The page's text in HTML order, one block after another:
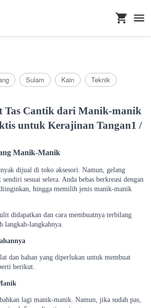
Sulam Kain Teknik
Tas Cantik dari Manik-manik
untuk Kerajinan Tangan1 /
Manik-Manik
dijual di toko aksesori. Namun, gelang
sesuai selera. Anda bebas berkreasi dengan
hingga memilih jenis manik-manik
didapatkan dan cara membuatnya terbilang
langkah-langkahnya.
dan bahan yang diperlukan untuk membuat
berikut.
lagi manik-manik. Namun, jika sudah pas,